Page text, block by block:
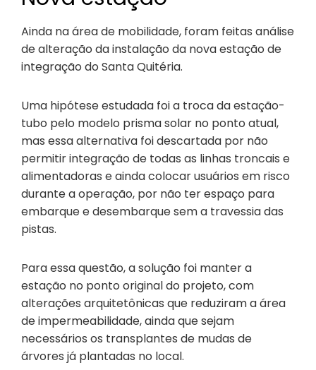
Ainda na área de mobilidade, foram feitas análise
de alteração da instalação da nova estação de
integração do Santa Quitéria.
Uma hipótese estudada foi a troca da estação-
tubo pelo modelo prisma solar no ponto atual,
mas essa alternativa foi descartada por não
permitir integração de todas as linhas troncais e
alimentadoras e ainda colocar usuários em risco
durante a operação, por não ter espaço para
embarque e desembarque sem a travessia das
pistas.
Para essa questão, a solução foi manter a
estação no ponto original do projeto, com
alterações arquitetônicas que reduziram a área
de impermeabilidade, ainda que sejam
necessários os transplantes de mudas de
árvores já plantadas no local.